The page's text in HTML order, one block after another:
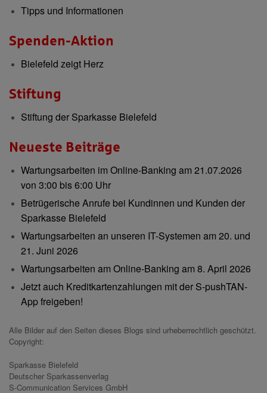
Tipps und Informationen
Spenden-Aktion
Bielefeld zeigt Herz
Stiftung
Stiftung der Sparkasse Bielefeld
Neueste Beiträge
Wartungsarbeiten im Online-Banking am 21.07.2026
von 3:00 bis 6:00 Uhr
Betrügerische Anrufe bei Kundinnen und Kunden der
Sparkasse Bielefeld
Wartungsarbeiten an unseren IT-Systemen am 20. und
21. Juni 2026
Wartungsarbeiten am Online-Banking am 8. April 2026
Jetzt auch Kreditkartenzahlungen mit der S-pushTAN-
App freigeben!
Alle Bilder auf den Seiten dieses Blogs sind urheberrechtlich geschützt.
Copyright:
Sparkasse Bielefeld
Deutscher Sparkassenverlag
S-Communication Services GmbH